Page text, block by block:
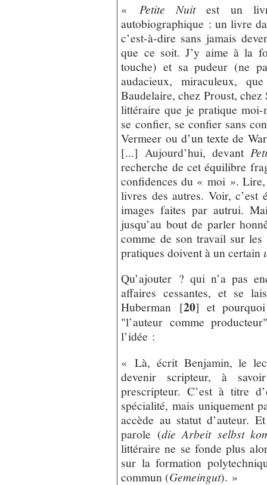
« Petite Nuitest un
autobiographique : un livre
c’est-à-dire sans jamais
que ce soit. J’y aime à la
touche) et sa pudeur (ne
audacieux, miraculeux,
Baudelaire, chez Proust,
littéraire que je pratique moi-
se confier, se confier sans
Vermeer ou d’un texte de
[...] Aujourd’hui, devant
recherche de cet équilibre
confidences du « moi ».
livres des autres. Voir, c’est
images faites par autrui.
jusqu’au bout de parler
comme de son travail sur les
pratiques doivent à un certain
Qu’ajouter ? qui n’a pas
affaires cessantes, et se
Huberman [20] et
"l’auteur comme
l’idée :
« Là, écrit Benjamin, le
devenir scripteur, à
prescripteur. C’est à titre
spécialité, mais uniquement
accède au statut d’auteur.
parole (die Arbeit selbst
littéraire ne se fonde plus
sur la formation
commun (Gemeingut). »